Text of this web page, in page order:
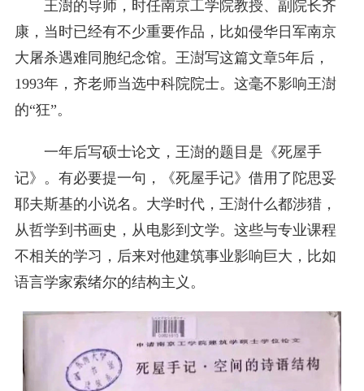
王澍的导师，时任南京工学院教授、副院长齐
康，当时已经有不少重要作品，比如侵华日军南京
大屠杀遇难同胞纪念馆。王澍写这篇文章5年后，
1993年，齐老师当选中科院院士。这毫不影响王澍
的“狂”。
一年后写硕士论文，王澍的题目是《死屋手
记》。有必要提一句，《死屋手记》借用了陀思妥
耶夫斯基的小说名。大学时代，王澍什么都涉猎，
从哲学到书画史，从电影到文学。这些与专业课程
不相关的学习，后来对他建筑事业影响巨大，比如
语言学家索绪尔的结构主义。